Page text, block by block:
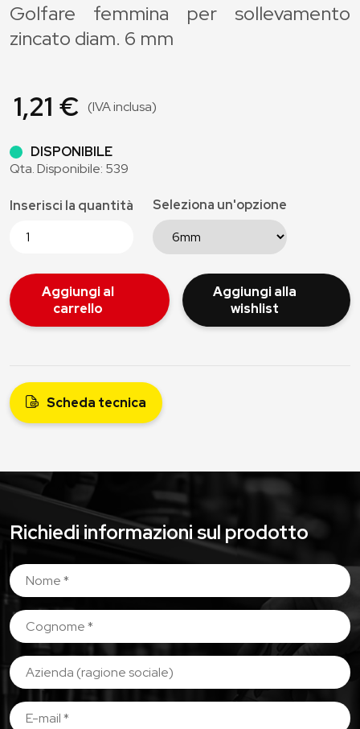
Golfare femmina per sollevamento
zincato diam. 6 mm
1,21 € (IVA inclusa)
DISPONIBILE
Qta. Disponibile: 539
Inserisci la quantità Seleziona un'opzione
Aggiungi al
carrello
Aggiungi alla
wishlist
Scheda tecnica
Richiedi informazioni sul prodotto